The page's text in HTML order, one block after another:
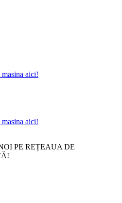
PE REȚEAUA DE